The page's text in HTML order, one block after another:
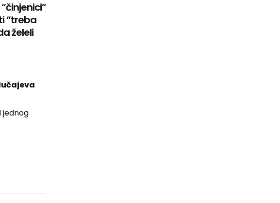
“treba
želeli
jednog